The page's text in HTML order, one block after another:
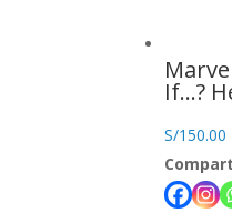
If…?
S/150.00